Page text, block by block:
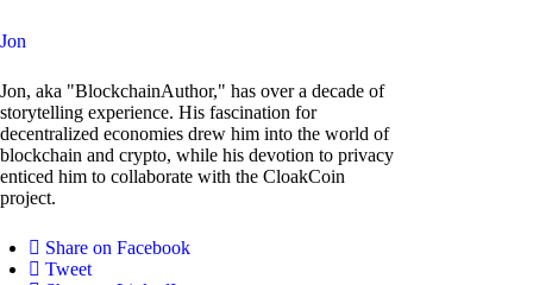
Jon
Jon, aka "BlockchainAuthor," has over a decade of
storytelling experience. His fascination for
decentralized economies drew him into the world of
blockchain and crypto, while his devotion to privacy
enticed him to collaborate with the CloakCoin
project.
Share on Facebook
Tweet